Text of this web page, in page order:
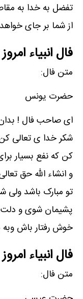
تفضل به خدا به
از شما بر جای
فال انبیاء
متن فال:
حضرت یونس
ای صاحب فال ! بدان
شکر خدا ی تعالی
کن که نفع بسیار
و انشاء الله حق
تو مبارک باشد ولی
پشیمان شوی و دلت
خوش رفتار باش وبه
فال انبیاء
متن فال: